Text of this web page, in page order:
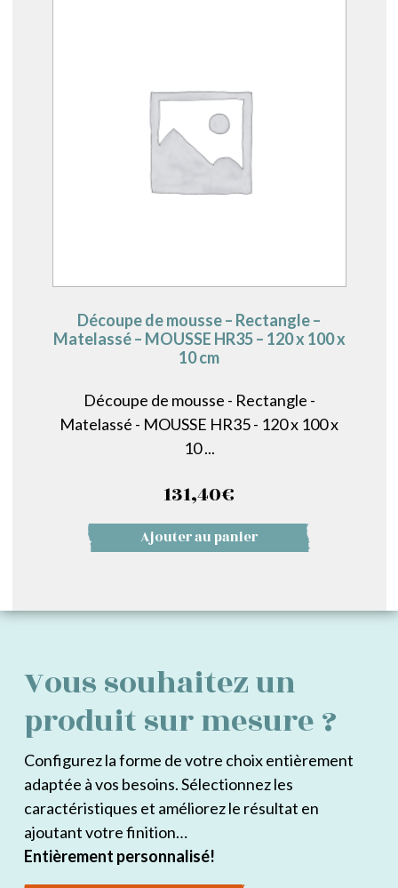
Découpe de mousse – Rectangle –
Matelassé – MOUSSE HR35 – 120 x 100 x
10 cm
Découpe de mousse - Rectangle -
Matelassé - MOUSSE HR35 - 120 x 100 x
10 ...
131,40€
Ajouter au panier
Vous souhaitez un
produit sur mesure ?
Configurez la forme de votre choix entièrement
adaptée à vos besoins. Sélectionnez les
caractéristiques et améliorez le résultat en
ajoutant votre finition…
Entièrement personnalisé!